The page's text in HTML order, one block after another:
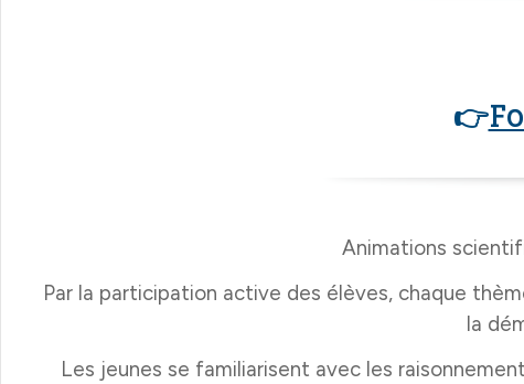
👉
Animations
Par la participation active des élèves, chaque
la
Les jeunes se familiarisent avec les